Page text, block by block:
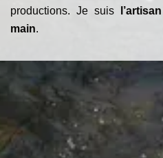
productions. Je suis
l’artisan
main.